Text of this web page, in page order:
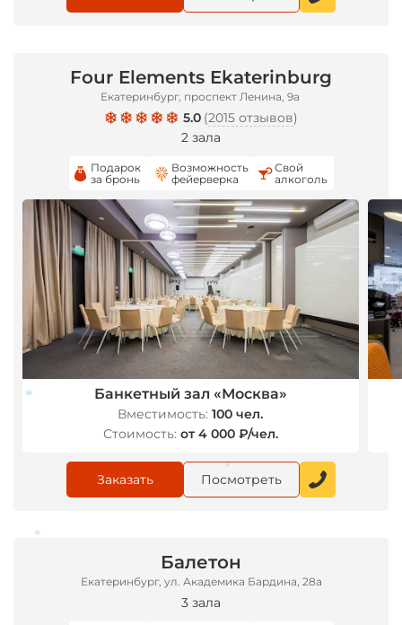
Four Elements Ekaterinburg
Екатеринбург, проспект Ленина, 9а
5.0 (2015 отзывов)
2 зала
Подарок
за бронь
Возможность
фейерверка
Свой
алкоголь
Банкетный зал «Москва»
Вместимость: 100 чел.
Стоимость: от 4 000 ₽/чел.
Заказать Посмотреть
Балетон
Екатеринбург, ул. Академика Бардина, 28а
3 зала